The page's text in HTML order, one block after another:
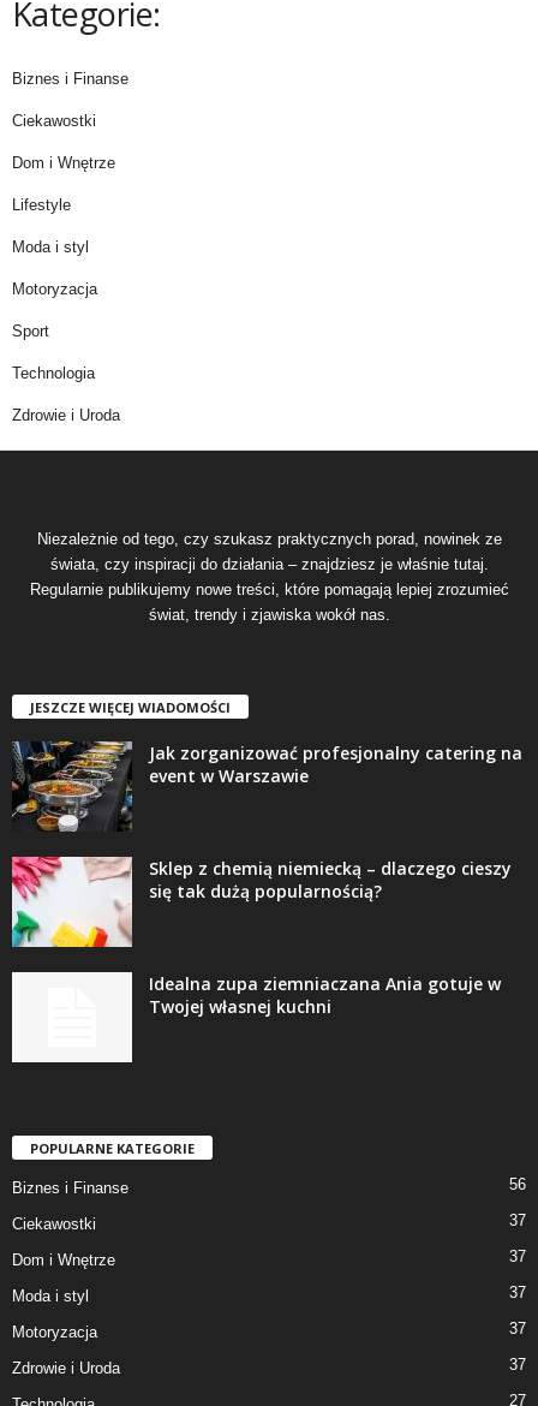
Kategorie:
Biznes i Finanse
Ciekawostki
Dom i Wnętrze
Lifestyle
Moda i styl
Motoryzacja
Sport
Technologia
Zdrowie i Uroda
Niezależnie od tego, czy szukasz praktycznych porad, nowinek ze
świata, czy inspiracji do działania – znajdziesz je właśnie tutaj.
Regularnie publikujemy nowe treści, które pomagają lepiej zrozumieć
świat, trendy i zjawiska wokół nas.
JESZCZE WIĘCEJ WIADOMOŚCI
Jak zorganizować profesjonalny catering na
event w Warszawie
Sklep z chemią niemiecką – dlaczego cieszy
się tak dużą popularnością?
Idealna zupa ziemniaczana Ania gotuje w
Twojej własnej kuchni
POPULARNE KATEGORIE
Biznes i Finanse 56
Ciekawostki 37
Dom i Wnętrze 37
Moda i styl 37
Motoryzacja 37
Zdrowie i Uroda 37
27